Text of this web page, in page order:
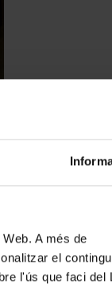
A més de
el
l'ús que faci del